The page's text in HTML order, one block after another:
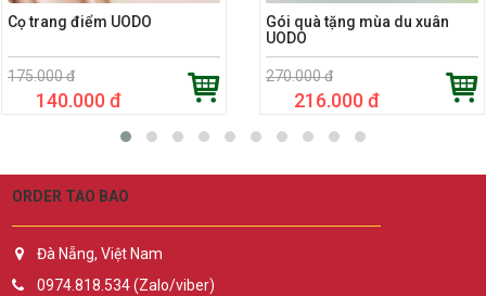
Cọ trang điểm UODO
175.000 đ
140.000 đ
Gói quà tặng mùa du xuân
UODO
270.000 đ
216.000 đ
ORDER TAO BAO
Đà Nẵng, Việt Nam
0974.818.534 (Zalo/viber)